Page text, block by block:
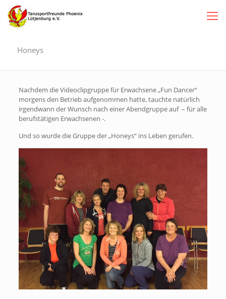
Honeys
Nachdem die Videoclipgruppe für Erwachsene „Fun Dancer“
morgens den Betrieb aufgenommen hatte, tauchte natürlich
irgendwann der Wunsch nach einer Abendgruppe auf – für alle
berufstätigen Erwachsenen -.
Und so wurde die Gruppe der „Honeys“ ins Leben gerufen.